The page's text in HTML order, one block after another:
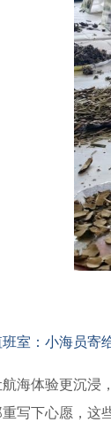
室：小海员寄
海体验更沉浸
重写下心愿，这